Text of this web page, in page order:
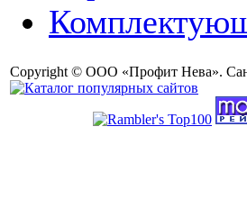
Copyright © ООО «Профит Нева».